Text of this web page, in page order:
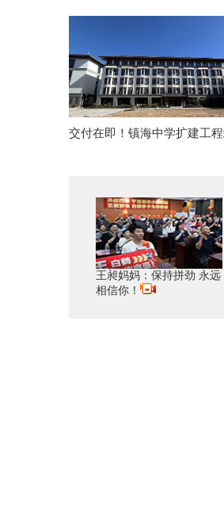
交付在即！镇海中学扩建工
王昶妈妈：保持拼劲 永远
相信你！